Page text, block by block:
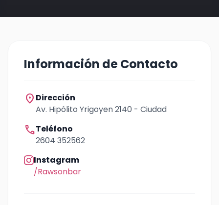
Información de Contacto
location_on Dirección
Av. Hipólito Yrigoyen 2140 - Ciudad
callTeléfono
2604 352562
Instagram
/Rawsonbar